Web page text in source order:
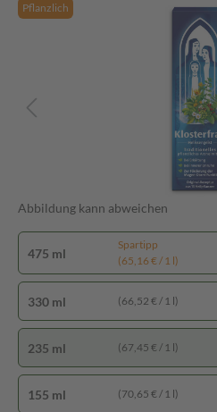
Pflanzlich
Abbildung kann abweichen
475 ml
Spartipp
(65,16 € / 1 l)
330 ml (66,52 € / 1 l)
235 ml (67,45 € / 1 l)
155 ml (70,65 € / 1 l)